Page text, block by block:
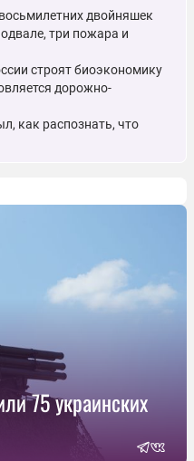
двойняшек
три пожара и
строят биоэкономику
дорожно-
как распознать, что
75 украинских